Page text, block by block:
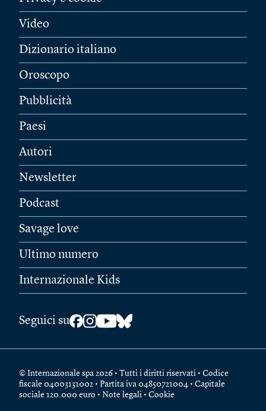
Video
Dizionario italiano
Oroscopo
Pubblicità
Paesi
Autori
Newsletter
Podcast
Savage love
Ultimo numero
Internazionale Kids
Seguici su
© Internazionale spa 2026 • Tutti i diritti riservati • Codice
fiscale 04003131002 • Partita iva 04850721004 • Capitale
sociale 120.000 euro • Note legali • Cookie